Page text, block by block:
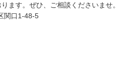
ます。ぜひ、ご相談くださいませ。
関口1-48-5